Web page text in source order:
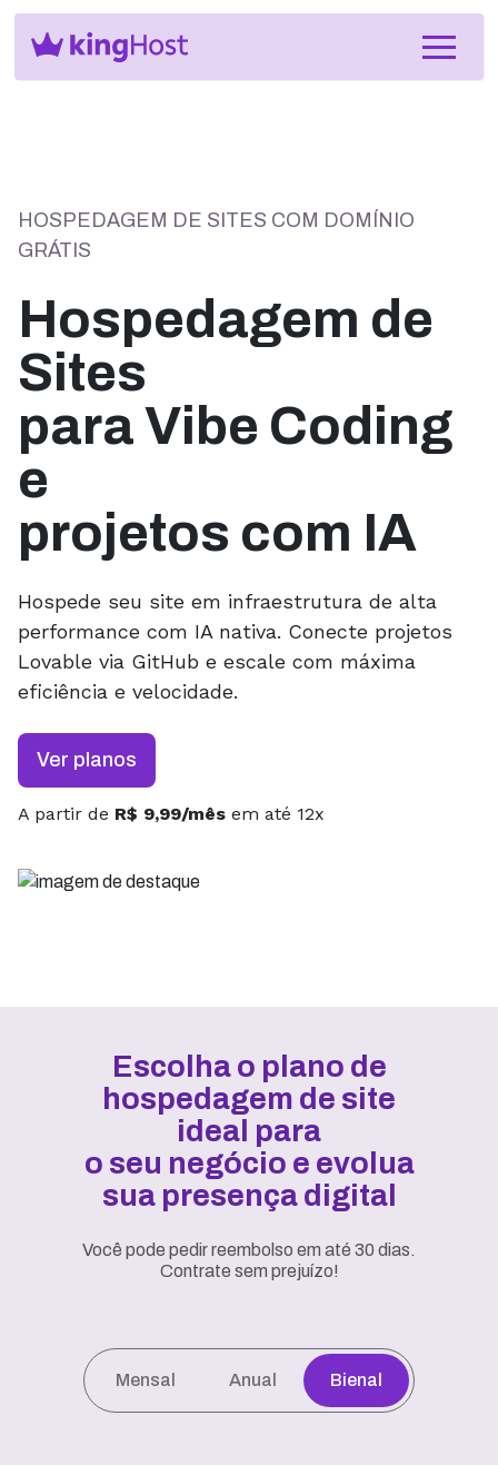
HOSPEDAGEM DE SITES COM DOMÍNIO
GRÁTIS
Hospedagem de
Sites
para Vibe Coding
e
projetos com IA
Hospede seu site em infraestrutura de alta
performance com IA nativa. Conecte projetos
Lovable via GitHub e escale com máxima
eficiência e velocidade.
Ver planos
A partir de R$ 9,99/mês em até 12x
Escolha o plano de
hospedagem de site
ideal para
o seu negócio e evolua
sua presença digital
Você pode pedir reembolso em até 30 dias.
Contrate sem prejuízo!
Mensal Anual Bienal